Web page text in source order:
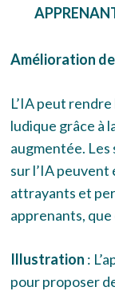
Amélioration
L’IA peut
ludique grâce à
augmentée. Les
sur l’IA
attrayants et
apprenants,
Illustration :
pour proposer